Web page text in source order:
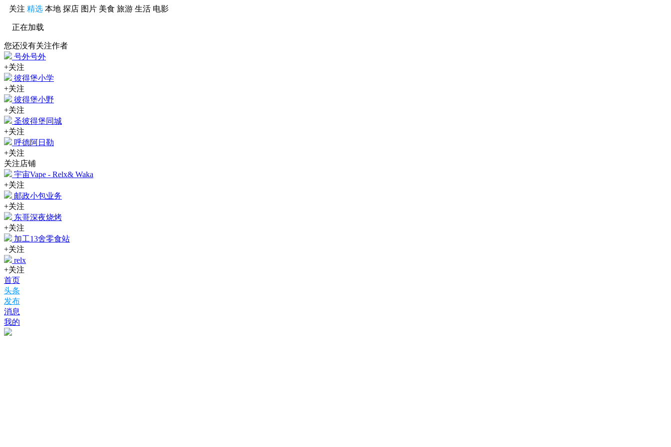
关注 精选 本地 探店 图片 美食 旅游 生活 电影
正在加载
您还没有关注作者
号外号外
+关注
彼得堡小学
+关注
彼得堡小野
+关注
圣彼得堡同城
+关注
呼德阿日勒
+关注
关注店铺
宇宙Vape - Relx& Waka
+关注
邮政小包业务
+关注
东哥深夜烧烤
+关注
加工13舍零食站
+关注
relx
+关注
首页
头条
发布
消息
我的